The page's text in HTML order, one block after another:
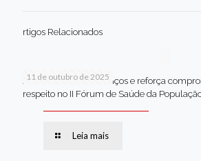
rtigos Relacionados
11 de outubro de 2025
Jaboatão celebra avanços e reforça
respeito no II Fórum de Saúde da
Leia mais